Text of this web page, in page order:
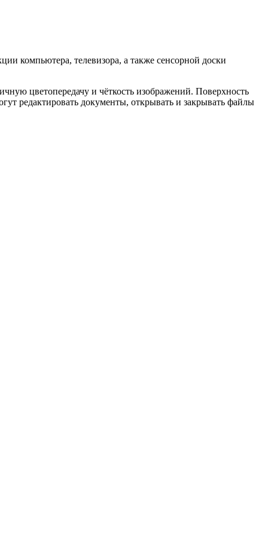
компьютера, телевизора, а также сенсорной доски
цветопередачу и чёткость изображений. Поверхность
редактировать документы, открывать и закрывать файлы